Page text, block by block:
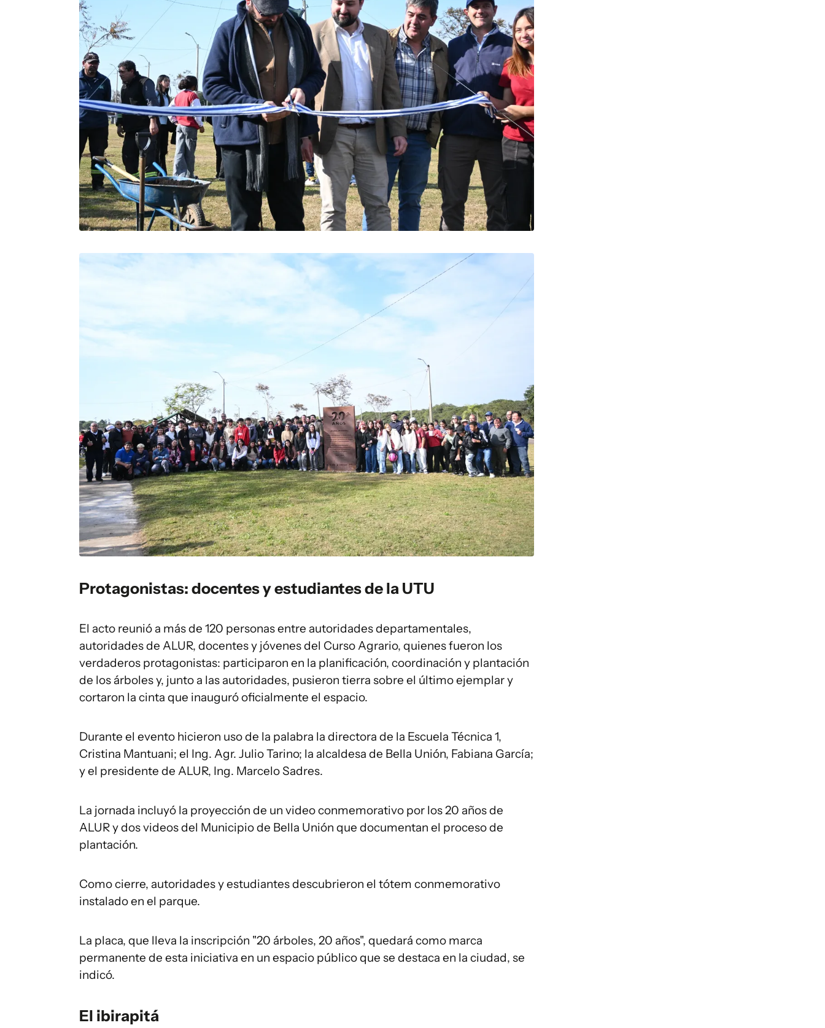
Protagonistas: docentes y estudiantes de la UTU
El acto reunió a más de 120 personas entre autoridades departamentales,
autoridades de ALUR, docentes y jóvenes del Curso Agrario, quienes fueron los
verdaderos protagonistas: participaron en la planificación, coordinación y plantación
de los árboles y, junto a las autoridades, pusieron tierra sobre el último ejemplar y
cortaron la cinta que inauguró oficialmente el espacio.
Durante el evento hicieron uso de la palabra la directora de la Escuela Técnica 1,
Cristina Mantuani; el Ing. Agr. Julio Tarino; la alcaldesa de Bella Unión, Fabiana García;
y el presidente de ALUR, Ing. Marcelo Sadres.
La jornada incluyó la proyección de un video conmemorativo por los 20 años de
ALUR y dos videos del Municipio de Bella Unión que documentan el proceso de
plantación.
Como cierre, autoridades y estudiantes descubrieron el tótem conmemorativo
instalado en el parque.
La placa, que lleva la inscripción "20 árboles, 20 años", quedará como marca
permanente de esta iniciativa en un espacio público que se destaca en la ciudad, se
indicó.
El ibirapitá